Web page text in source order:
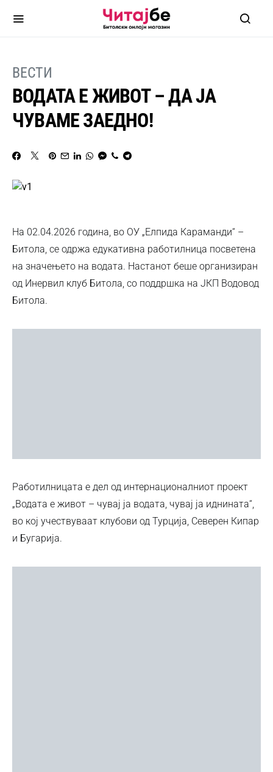
ВЕСТИ
ВОДАТА Е ЖИВОТ – ДА ЈА
ЧУВАМЕ ЗАЕДНО!
На 02.04.2026 година, во ОУ „Елпида Караманди“ –
Битола, се одржа едукативна работилница посветена
на значењето на водата. Настанот беше организиран
од Инервил клуб Битола, со поддршка на ЈКП Водовод
Битола.
Работилницата е дел од интернационалниот проект
„Водата е живот – чувај ја водата, чувај ја иднината“,
во кој учествуваат клубови од Турција, Северен Кипар
и Бугарија.